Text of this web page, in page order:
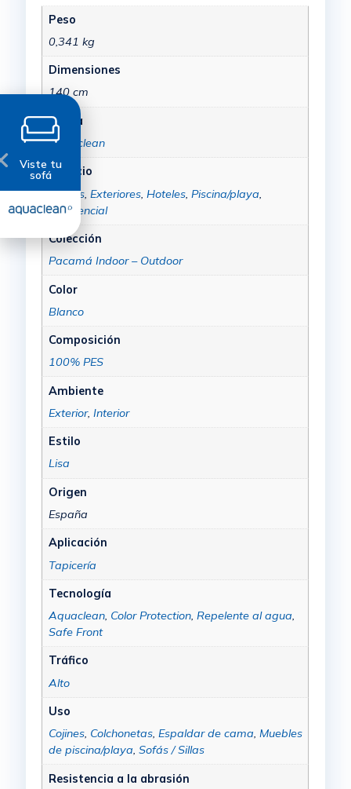
Peso
0,341 kg
Dimensiones
140 cm
Marca
Aquaclean
Espacio
Barcos, Exteriores, Hoteles, Piscina/playa
Residencial
Colección
Pacamá Indoor – Outdoor
Color
Blanco
Composición
100% PES
Ambiente
Exterior, Interior
Estilo
Lisa
Origen
España
Aplicación
Tapicería
Tecnología
Aquaclean, Color Protection, Repelente al agua,
Safe Front
Tráfico
Alto
Uso
Cojines, Colchonetas, Espaldar de cama, Muebles
de piscina/playa, Sofás / Sillas
Resistencia a la abrasión
Viste tu
sofá